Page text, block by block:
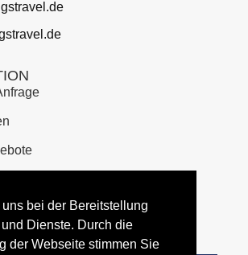
bei der Bereitstellung
Dienste. Durch die
der Webseite stimmen Sie